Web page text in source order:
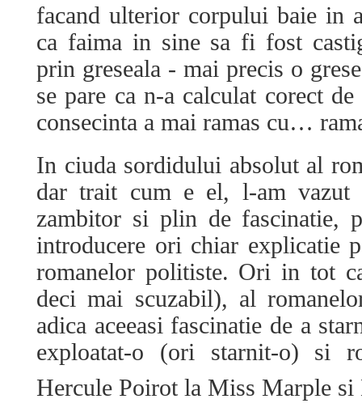
facand ulterior corpului baie in
ca faima in sine sa fi fost
prin greseala - mai precis o
se pare ca n-a calculat corect
consecinta a mai ramas cu…
In ciuda sordidului absolut al
dar trait cum e el, l-am vazut
zambitor si plin de fascinatie,
introducere ori chiar explicatie
romanelor politiste. Ori in tot
deci mai scuzabil), al
adica aceeasi fascinatie de a
exploatat-o (ori starnit-o) si
Hercule Poirot la Miss Marple